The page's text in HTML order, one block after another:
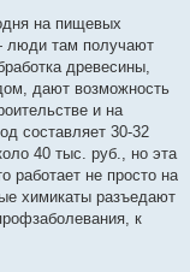
на пищевых
люди там получают
древесины,
дают возможность
и на
составляет 30-32
40 тыс. руб., но эта
работает не просто на
химикаты разъедают
к